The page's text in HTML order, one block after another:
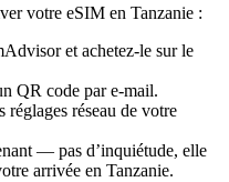
votre eSIM en Tanzanie :
et achetez-le sur le
QR code par e-mail.
réglages réseau de votre
— pas d’inquiétude, elle
arrivée en Tanzanie.